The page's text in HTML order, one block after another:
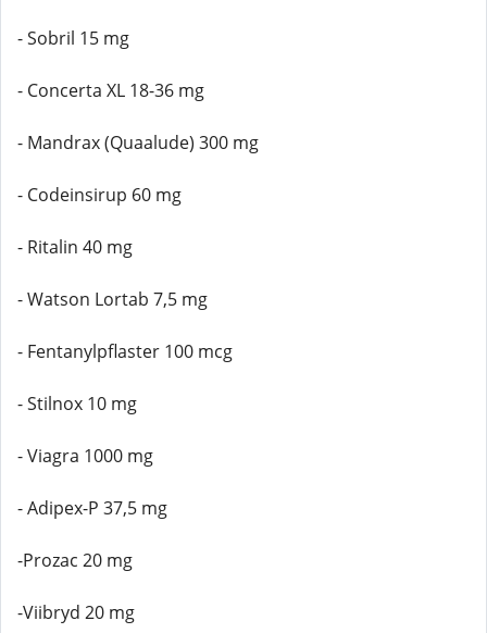
- Sobril 15 mg
- Concerta XL 18-36 mg
- Mandrax (Quaalude) 300 mg
- Codeinsirup 60 mg
- Ritalin 40 mg
- Watson Lortab 7,5 mg
- Fentanylpflaster 100 mcg
- Stilnox 10 mg
- Viagra 1000 mg
- Adipex-P 37,5 mg
-Prozac 20 mg
-Viibryd 20 mg